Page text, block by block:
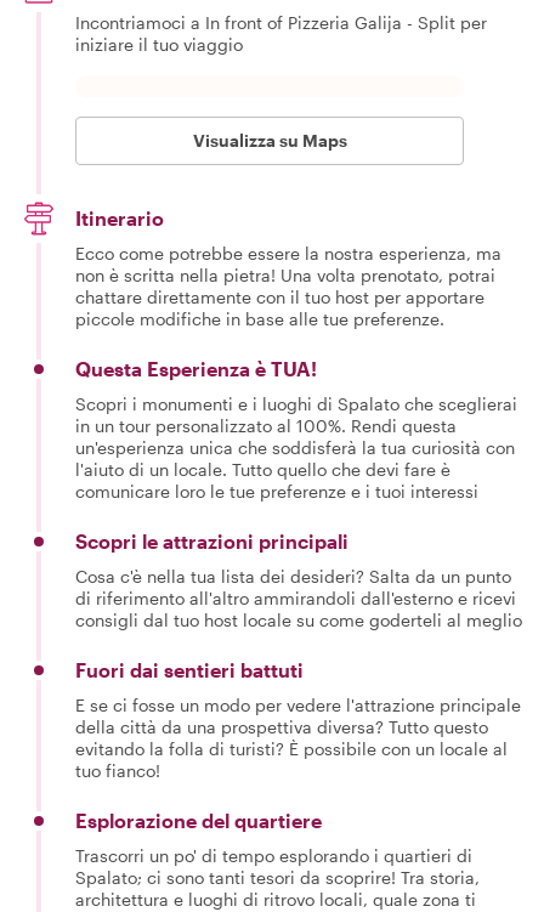
Incontriamoci a In front of Pizzeria Galija - Split per
iniziare il tuo viaggio
Visualizza su Maps
Itinerario
Ecco come potrebbe essere la nostra esperienza, ma
non è scritta nella pietra! Una volta prenotato, potrai
chattare direttamente con il tuo host per apportare
piccole modifiche in base alle tue preferenze.
Questa Esperienza è TUA!
Scopri i monumenti e i luoghi di Spalato che sceglierai
in un tour personalizzato al 100%. Rendi questa
un'esperienza unica che soddisferà la tua curiosità con
l'aiuto di un locale. Tutto quello che devi fare è
comunicare loro le tue preferenze e i tuoi interessi
Scopri le attrazioni principali
Cosa c'è nella tua lista dei desideri? Salta da un punto
di riferimento all'altro ammirandoli dall'esterno e ricevi
consigli dal tuo host locale su come goderteli al meglio
Fuori dai sentieri battuti
E se ci fosse un modo per vedere l'attrazione principale
della città da una prospettiva diversa? Tutto questo
evitando la folla di turisti? È possibile con un locale al
tuo fianco!
Esplorazione del quartiere
Trascorri un po' di tempo esplorando i quartieri di
Spalato; ci sono tanti tesori da scoprire! Tra storia,
architettura e luoghi di ritrovo locali, quale zona ti